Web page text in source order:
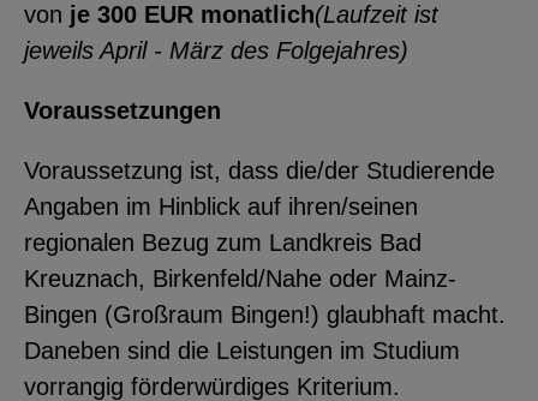
von je 300 EUR monatlich(Laufzeit ist
jeweils April - März des Folgejahres)
Voraussetzungen
Voraussetzung ist, dass die/der Studierende
Angaben im Hinblick auf ihren/seinen
regionalen Bezug zum Landkreis Bad
Kreuznach, Birkenfeld/Nahe oder Mainz-
Bingen (Großraum Bingen!) glaubhaft macht.
Daneben sind die Leistungen im Studium
vorrangig förderwürdiges Kriterium.